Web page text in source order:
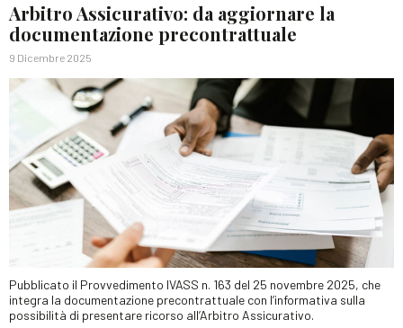
Arbitro Assicurativo: da aggiornare la
documentazione precontrattuale
9 Dicembre 2025
Pubblicato il Provvedimento IVASS n. 163 del 25 novembre 2025, che
integra la documentazione precontrattuale con l’informativa sulla
possibilità di presentare ricorso all’Arbitro Assicurativo.